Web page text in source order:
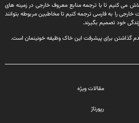
می کنیم تا با ترجمه منابع معروف خارجی در زمینه های
خارجی را به فارسی ترجمه کنیم تا مخاطبین مربوطه بتوانند
خود تصمیم بگیرند.
گذاشتن برای پیشرفت این خاک وظیفه خونینمان است.
مقالات ویژه
رپورتاژ